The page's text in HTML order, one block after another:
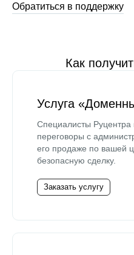
Обратиться в поддержку
Как
Услуга
Специалисты Руцентра
переговоры с
его продаже по вашей
безопасную сделку.
Заказать услугу